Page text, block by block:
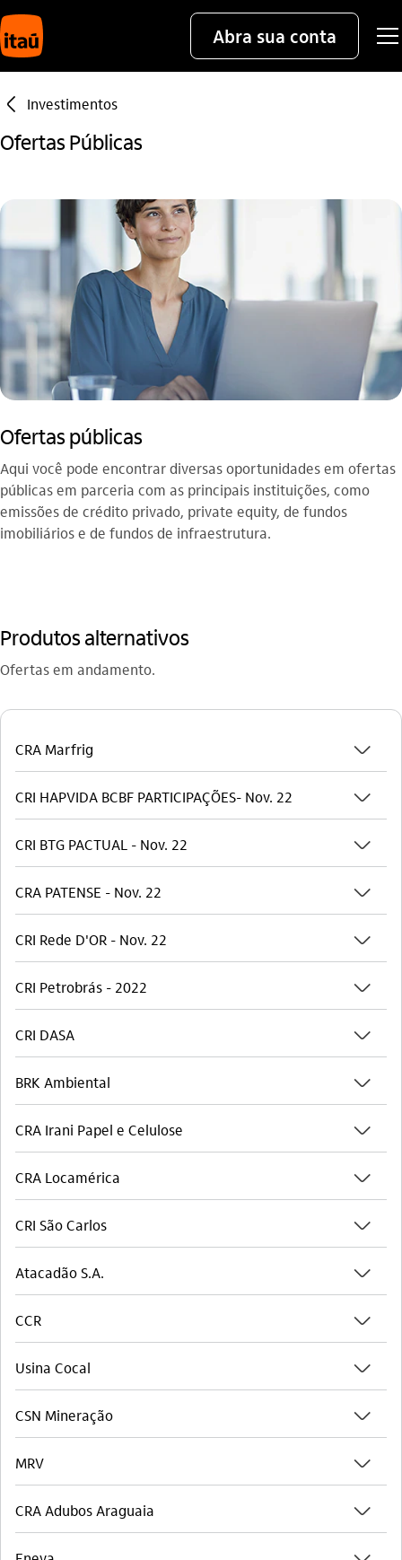
Abra sua conta
seta_esquerda Investimentos
Ofertas Públicas
Ofertas públicas
Aqui você pode encontrar diversas oportunidades em ofertas
públicas em parceria com as principais instituições, como
emissões de crédito privado, private equity, de fundos
imobiliários e de fundos de infraestrutura.
Produtos alternativos
Ofertas em andamento.
CRA Marfrig seta_baixo
CRI HAPVIDA BCBF PARTICIPAÇÕES- Nov. 22 seta_baixo
CRI BTG PACTUAL - Nov. 22 seta_baixo
CRA PATENSE - Nov. 22 seta_baixo
CRI Rede D'OR - Nov. 22 seta_baixo
CRI Petrobrás - 2022 seta_baixo
CRI DASA seta_baixo
BRK Ambiental seta_baixo
CRA Irani Papel e Celulose seta_baixo
CRA Locamérica seta_baixo
CRI São Carlos seta_baixo
Atacadão S.A. seta_baixo
CCR seta_baixo
Usina Cocal seta_baixo
CSN Mineração seta_baixo
MRV seta_baixo
CRA Adubos Araguaia seta_baixo